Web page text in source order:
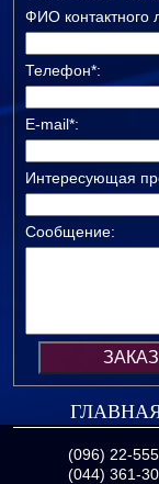
ФИО контактного
Телефон*:
E-mail*:
Интересующая
Сообщение:
(096) 22-
(044) 361-